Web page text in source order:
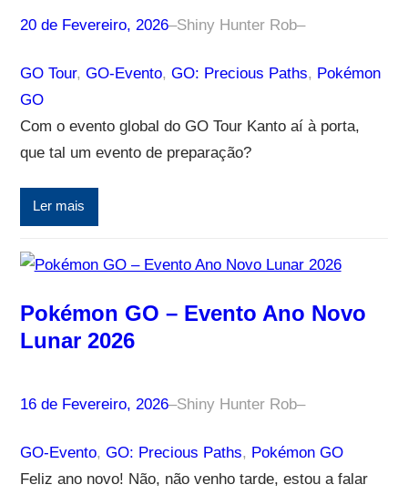
20 de Fevereiro, 2026–Shiny Hunter Rob–
GO Tour, GO-Evento, GO: Precious Paths, Pokémon
GO
Com o evento global do GO Tour Kanto aí à porta,
que tal um evento de preparação?
Ler mais
Pokémon GO – Evento Ano Novo
Lunar 2026
16 de Fevereiro, 2026–Shiny Hunter Rob–
GO-Evento, GO: Precious Paths, Pokémon GO
Feliz ano novo! Não, não venho tarde, estou a falar